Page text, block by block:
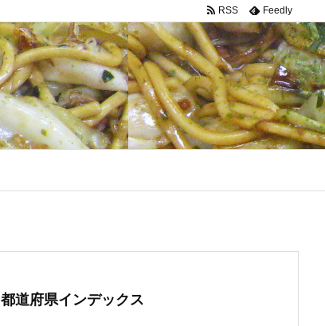
RSS Feedly
都道府県インデックス